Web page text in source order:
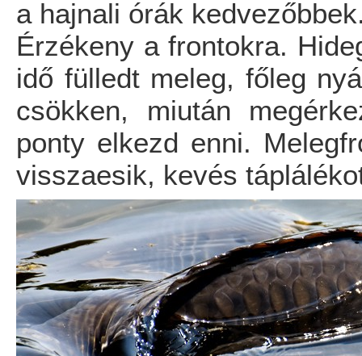
a hajnali órák
Érzékeny a frontokra.
idő fülledt meleg, főleg
csökken, miután
ponty elkezd enni.
visszaesik, kevés